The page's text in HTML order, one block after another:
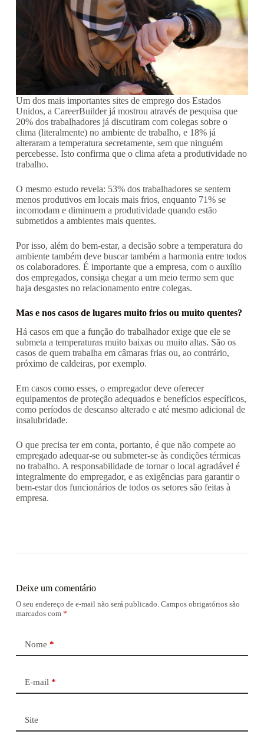
Um dos mais importantes sites de emprego dos Estados
Unidos, a CareerBuilder já mostrou através de pesquisa que
20% dos trabalhadores já discutiram com colegas sobre o
clima (literalmente) no ambiente de trabalho, e 18% já
alteraram a temperatura secretamente, sem que ninguém
percebesse. Isto confirma que o clima afeta a produtividade no
trabalho.
O mesmo estudo revela: 53% dos trabalhadores se sentem
menos produtivos em locais mais frios, enquanto 71% se
incomodam e diminuem a produtividade quando estão
submetidos a ambientes mais quentes.
Por isso, além do bem-estar, a decisão sobre a temperatura do
ambiente também deve buscar também a harmonia entre todos
os colaboradores. É importante que a empresa, com o auxílio
dos empregados, consiga chegar a um meio termo sem que
haja desgastes no relacionamento entre colegas.
Mas e nos casos de lugares muito frios ou muito quentes?
Há casos em que a função do trabalhador exige que ele se
submeta a temperaturas muito baixas ou muito altas. São os
casos de quem trabalha em câmaras frias ou, ao contrário,
próximo de caldeiras, por exemplo.
Em casos como esses, o empregador deve oferecer
equipamentos de proteção adequados e benefícios específicos,
como períodos de descanso alterado e até mesmo adicional de
insalubridade.
O que precisa ter em conta, portanto, é que não compete ao
empregado adequar-se ou submeter-se às condições térmicas
no trabalho. A responsabilidade de tornar o local agradável é
integralmente do empregador, e as exigências para garantir o
bem-estar dos funcionários de todos os setores são feitas à
empresa.
Deixe um comentário
O seu endereço de e-mail não será publicado. Campos obrigatórios são
marcados com *
Nome *
E-mail *
Site